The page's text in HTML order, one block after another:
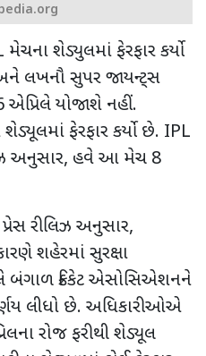
મેચના શેડ્યુલમાં ફેરફાર કર્યો
અને લખનૌ સુપર જાયન્ટ્સ
યોજાશે નહીં.
ફેરફાર કર્યો છે. IPL
અનુસાર, હવે આ મેચ 8
પ્રેસ રીલિઝ અનુસાર,
શહેરમાં સુરક્ષા
બંગાળ ક્રિકેટ એસોસિએશનને
લીધો છે. અધિકારીઓએ
રોજ ફરીથી શેડ્યૂલ